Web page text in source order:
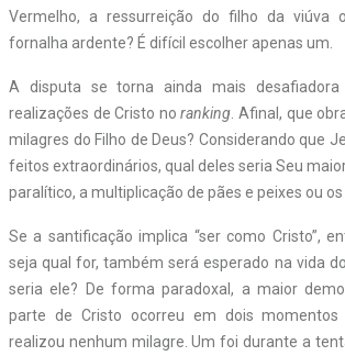
Vermelho, a ressurreição do filho da viúva
fornalha ardente? É difícil escolher apenas um.
A disputa se torna ainda mais desafiadora
realizações de Cristo noranking . Afinal, que
milagres do Filho de Deus? Considerando que
feitos extraordinários, qual deles seria Seu
paralítico, a multiplicação de pães e peixes ou
Se a santificação implica “ser como Cristo”,
seja qual for, também será esperado na vida
seria ele? De forma paradoxal, a maior
parte de Cristo ocorreu em dois momentos
realizou nenhum milagre. Um foi durante a